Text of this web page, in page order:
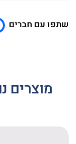
שתפו עם חברים
מוצרים